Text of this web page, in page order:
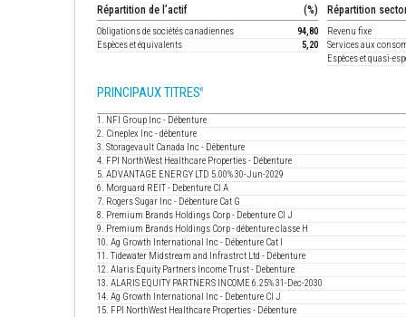
Répartition de l’actif (%)
Obligations de sociétés canadiennes
94,80
Espèces et équivalents
5,20
Répartition
Revenu fixe
Services aux
Espèces et quasi-
PRINCIPAUX TITRES6
1. NFI Group Inc - Débenture
2. Cineplex Inc - débenture
3. Storagevault Canada Inc - Débenture
4. FPI NorthWest Healthcare Properties - Débenture
5. ADVANTAGE ENERGY LTD 5.00% 30-Jun-2029
6. Morguard REIT - Debenture Cl A
7. Rogers Sugar Inc - Débenture Cat G
8. Premium Brands Holdings Corp - Debenture Cl J
9. Premium Brands Holdings Corp - débenture classe H
10. Ag Growth International Inc - Débenture Cat I
11. Tidewater Midstream and Infrastrct Ltd - Débenture
12. Alaris Equity Partners Income Trust - Debenture
13. ALARIS EQUITY PARTNERS INCOME 6.25% 31-Dec-2030
14. Ag Growth International Inc - Debenture Cl J
15. FPI NorthWest Healthcare Properties - Débenture